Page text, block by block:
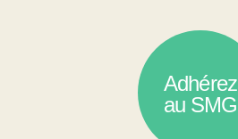
Adhérez
au SMG